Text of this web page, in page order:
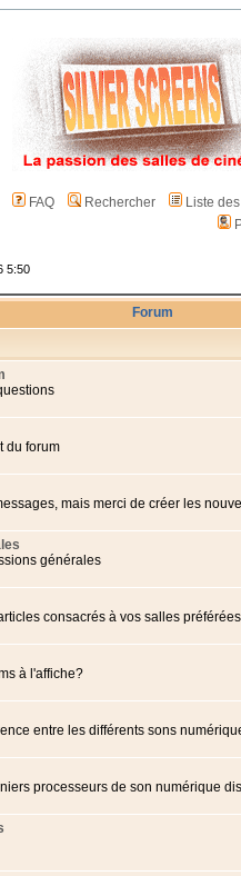
FAQ Rechercher
Liste
5:50
Forum
du forum
mais merci de créer les
générales
consacrés à vos salles
à l'affiche?
entre les différents sons
processeurs de son numérique